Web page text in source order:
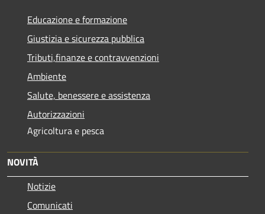
Educazione e formazione
Giustizia e sicurezza pubblica
Tributi,finanze e contravvenzioni
Ambiente
Salute, benessere e assistenza
Autorizzazioni
Agricoltura e pesca
NOVITÀ
Notizie
Comunicati